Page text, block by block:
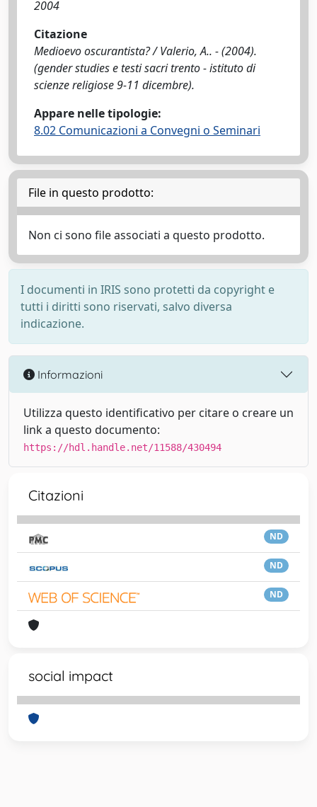
2004
Citazione
Medioevo oscurantista? / Valerio, A.. - (2004).
(gender studies e testi sacri trento - istituto di
scienze religiose 9-11 dicembre).
Appare nelle tipologie:
8.02 Comunicazioni a Convegni o Seminari
File in questo prodotto:
Non ci sono file associati a questo prodotto.
I documenti in IRIS sono protetti da copyright e
tutti i diritti sono riservati, salvo diversa
indicazione.
Informazioni
Utilizza questo identificativo per citare o creare un
link a questo documento:
https://hdl.handle.net/11588/430494
Citazioni
ND
ND
ND
social impact